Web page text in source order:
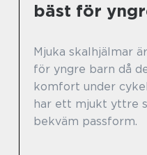
bäst för
Mjuka skalhjälmar
för yngre barn då
komfort under
har ett mjukt yttre
bekväm passform.